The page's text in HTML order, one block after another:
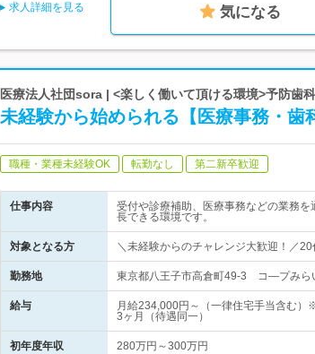
求人詳細を見る 気になる
医療法人社団sora | <楽しく働いて頂ける環境>予防歯
未経験から始められる【医療事務・歯
職種・業種未経験OK 転勤なし 第二新卒歓迎
仕事内容
受付や診療補助、医療事務などの業務
長できる環境です。
対象となる方 ＼未経験からのチャレンジ大歓迎！／
勤務地 東京都八王子市高倉町49-3 コ―プみら
給与
月給234,000円～（一律住宅手当含む
3ヶ月（待遇同一）
初年度年収 280万円～300万円